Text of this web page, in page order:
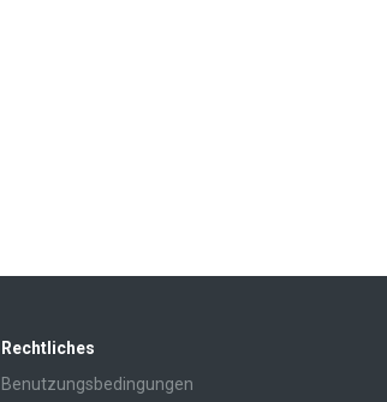
Rechtliches
Benutzungsbedingungen